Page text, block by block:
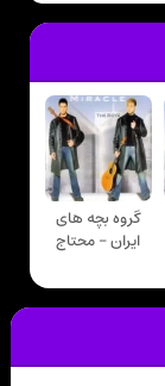
گروه بچه های
ایران - محتاج